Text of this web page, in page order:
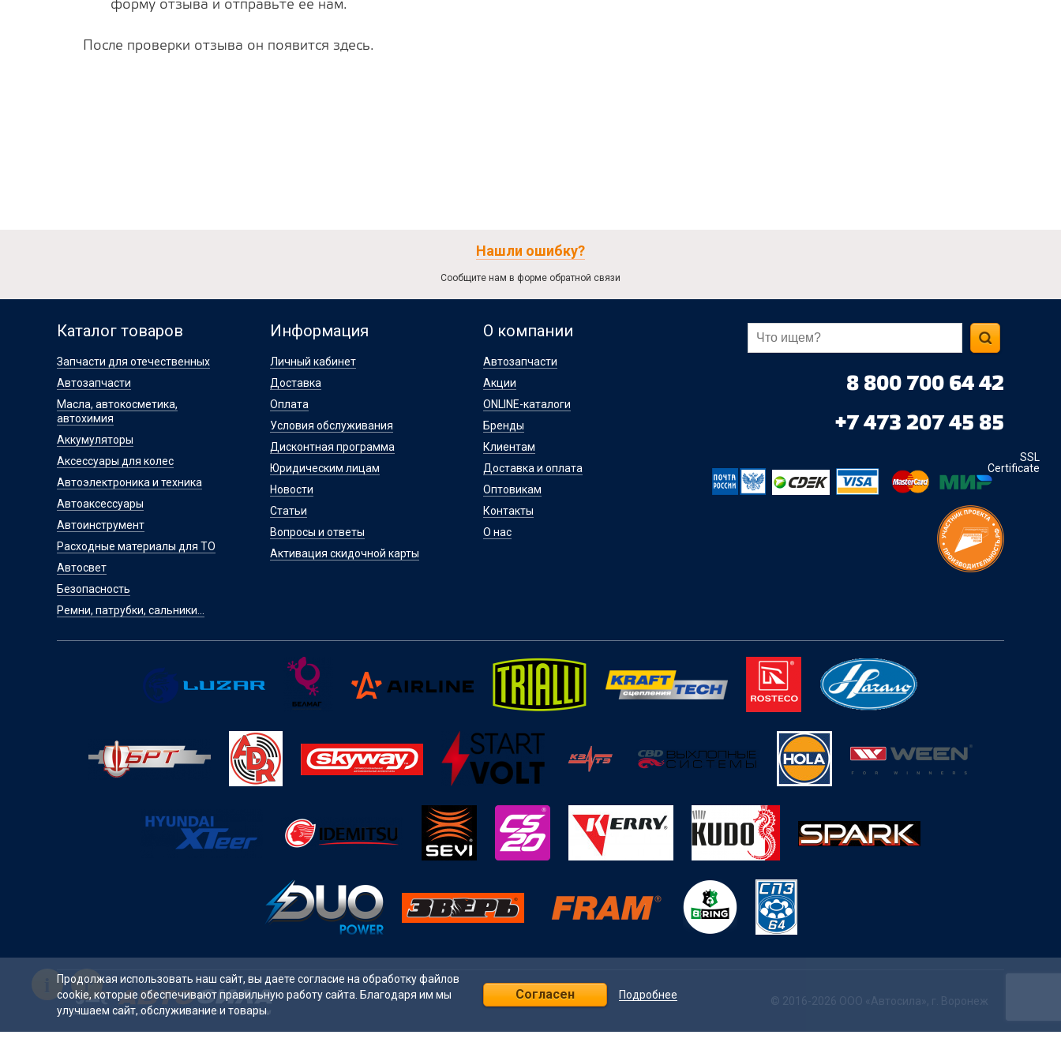
форму отзыва и отправьте ее нам.
После проверки отзыва он появится здесь.
Нашли ошибку?
Сообщите нам в форме обратной связи
Каталог товаров
Запчасти для отечественных
Автозапчасти
Масла, автокосметика,
автохимия
Аккумуляторы
Аксессуары для колес
Автоэлектроника и техника
Автоаксессуары
Автоинструмент
Расходные материалы для ТО
Автосвет
Безопасность
Ремни, патрубки, сальники...
Информация
Личный кабинет
Доставка
Оплата
Условия обслуживания
Дисконтная программа
Юридическим лицам
Новости
Статьи
Вопросы и ответы
Активация скидочной карты
О компании
Автозапчасти
Акции
ONLINE-каталоги
Бренды
Клиентам
Доставка и оплата
Оптовикам
Контакты
О нас
8 800 700 64 42
+7 473 207 45 85
SSL
Certificate
© 2016-2026 ООО «Автосила», г. Воронеж
Продолжая использовать наш сайт, вы даете согласие на обработку файлов
cookie, которые обеспечивают правильную работу сайта. Благодаря им мы
улучшаем сайт, обслуживание и товары.
Согласен Подробнее